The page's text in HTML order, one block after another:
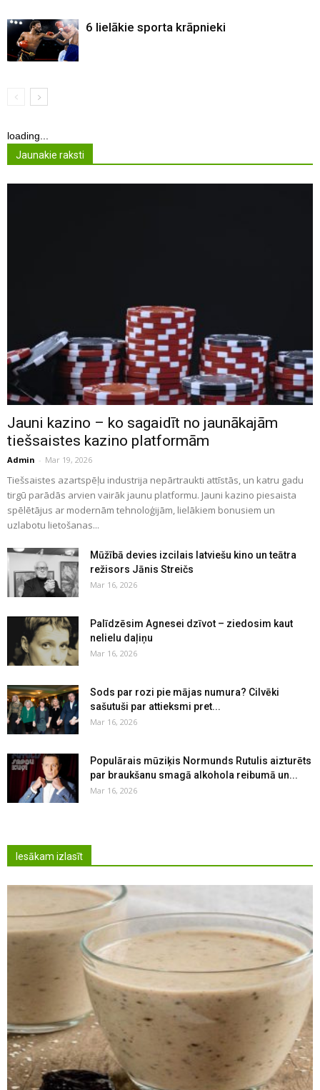
6 lielākie sporta krāpnieki
loading...
Jaunakie raksti
Jauni kazino – ko sagaidīt no jaunākajām
tiešsaistes kazino platformām
Admin - Mar 19, 2026
Tiešsaistes azartspēļu industrija nepārtraukti attīstās, un katru gadu
tirgū parādās arvien vairāk jaunu platformu. Jauni kazino piesaista
spēlētājus ar modernām tehnoloģijām, lielākiem bonusiem un
uzlabotu lietošanas...
Mūžībā devies izcilais latviešu kino un teātra
režisors Jānis Streičs
Mar 16, 2026
Palīdzēsim Agnesei dzīvot – ziedosim kaut
nelielu daļiņu
Mar 16, 2026
Sods par rozi pie mājas numura? Cilvēki
sašutuši par attieksmi pret...
Mar 16, 2026
Populārais mūziķis Normunds Rutulis aizturēts
par braukšanu smagā alkohola reibumā un...
Mar 16, 2026
Iesākam izlasīt